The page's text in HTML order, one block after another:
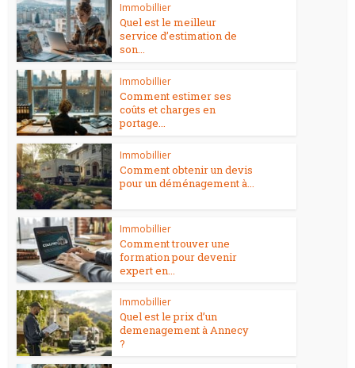
Immobillier
Quel est le meilleur
service d’estimation de
son...
Immobillier
Comment estimer ses
coûts et charges en
portage...
Immobillier
Comment obtenir un devis
pour un déménagement à...
Immobillier
Comment trouver une
formation pour devenir
expert en...
Immobillier
Quel est le prix d’un
demenagement à Annecy
?